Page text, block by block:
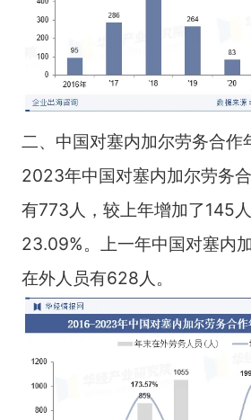
二、中国对塞内加尔劳务合作
2023年中国对塞内加尔劳务
有773人，较上年增加了145
23.09%。上一年中国对塞内
在外人员有628人。